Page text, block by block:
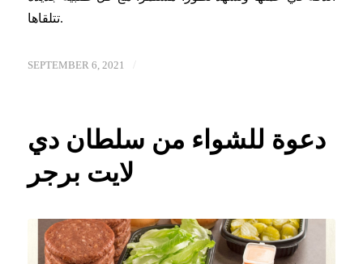
تتلقاها.
SEPTEMBER 6, 2021
دعوة للشواء من سلطان دي
لايت برجر